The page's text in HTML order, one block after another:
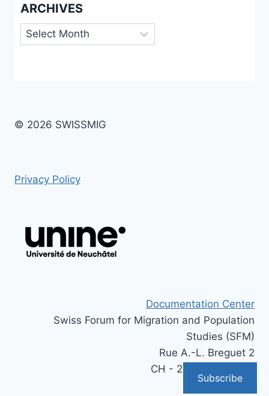
ARCHIVES
Archives
© 2026 SWISSMIG
Privacy Policy
Documentation Center
Swiss Forum for Migration and Population
Studies (SFM)
Rue A.-L. Breguet 2
CH - 2000 Neuchâtel
Subscribe